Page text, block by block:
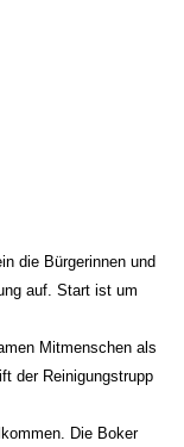
die Bürgerinnen und
auf. Start ist um
Mitmenschen als
der Reinigungstrupp
Die Boker